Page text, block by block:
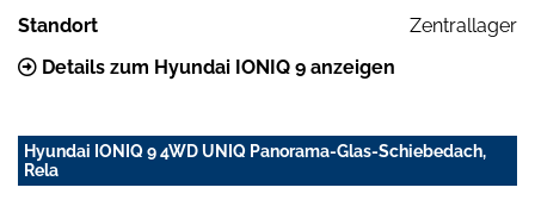
Standort
Zentrallager
Details zum Hyundai IONIQ 9 anzeigen
Hyundai IONIQ 9 4WD UNIQ Panorama-Glas-Schiebedach,
Rela